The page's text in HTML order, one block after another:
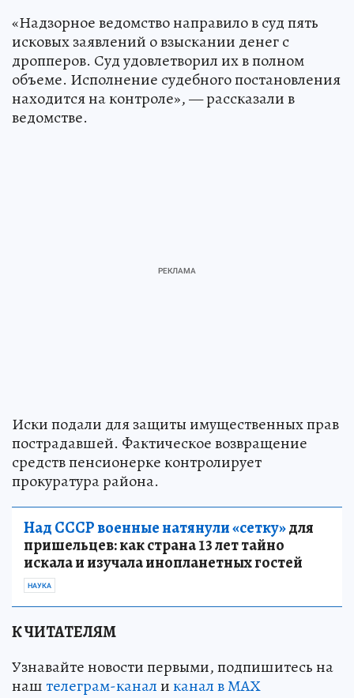
«Надзорное ведомство направило в суд пять
исковых заявлений о взыскании денег с
дропперов. Суд удовлетворил их в полном
объеме. Исполнение судебного постановления
находится на контроле», — рассказали в
ведомстве.
Иски подали для защиты имущественных прав
пострадавшей. Фактическое возвращение
средств пенсионерке контролирует
прокуратура района.
Над СССР военные натянули «сетку»для
пришельцев: как страна 13 лет тайно
искала и изучала инопланетных гостей
НАУКА
К ЧИТАТЕЛЯМ
Узнавайте новости первыми, подпишитесь на
наштелеграм-каналиканал в МАХ